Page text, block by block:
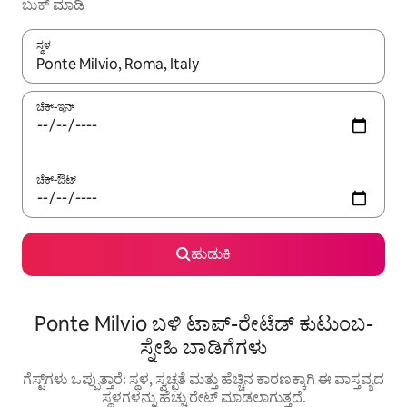
ಬುಕ್ ಮಾಡಿ
ಸ್ಥಳ
ಫಲಿತಾಂಶಗಳು ಲಭ್ಯವಿರುವಾಗ, ಅಪ್ ಮತ್ತು ಡೌನ್ ಬಾಣದ ಕೀಲಿಗಳೊಂದಿಗೆ
ಚೆಕ್-ಇನ್
ಚೆಕ್-ಔಟ್
ಹುಡುಕಿ
Ponte Milvio ಬಳಿ ಟಾಪ್-ರೇಟೆಡ್ ಕುಟುಂಬ-
ಸ್ನೇಹಿ ಬಾಡಿಗೆಗಳು
ಗೆಸ್ಟ್‌ಗಳು ಒಪ್ಪುತ್ತಾರೆ: ಸ್ಥಳ, ಸ್ವಚ್ಛತೆ ಮತ್ತು ಹೆಚ್ಚಿನ ಕಾರಣಕ್ಕಾಗಿ ಈ ವಾಸ್ತವ್ಯದ
ಸ್ಥಳಗಳನ್ನು ಹೆಚ್ಚು ರೇಟ್ ಮಾಡಲಾಗುತ್ತದೆ.